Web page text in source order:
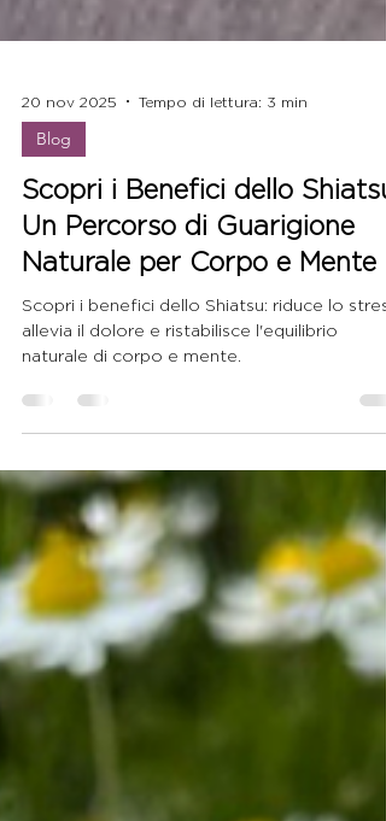
20 nov 2025 Tempo di lettura: 3 min
Blog
Scopri i Benefici dello Shiatsu:
Un Percorso di Guarigione
Naturale per Corpo e Mente
allevia il dolore e ristabilisce l'equilibrio
naturale di corpo e mente.